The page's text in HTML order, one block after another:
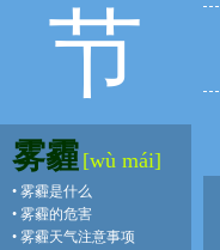
节
雾霾 [wù mái]
• 雾霾是什么
• 雾霾的危害
• 雾霾天气注意事项